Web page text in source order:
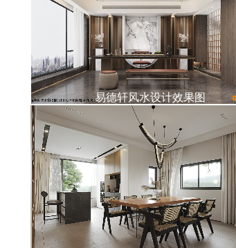
易德轩风水设计效果图